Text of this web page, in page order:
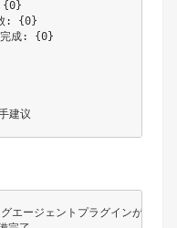
{0}
: {0}
完成: {0}
ージェントプラグインが有効に